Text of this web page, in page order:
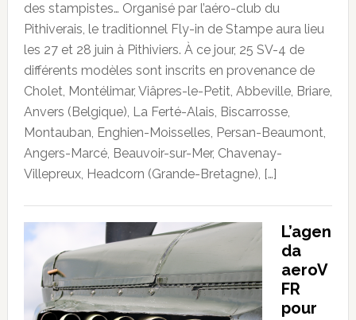
des stampistes… Organisé par l’aéro-club du
Pithiverais, le traditionnel Fly-in de Stampe aura lieu
les 27 et 28 juin à Pithiviers. À ce jour, 25 SV-4 de
différents modèles sont inscrits en provenance de
Cholet, Montélimar, Viâpres-le-Petit, Abbeville, Briare,
Anvers (Belgique), La Ferté-Alais, Biscarrosse,
Montauban, Enghien-Moisselles, Persan-Beaumont,
Angers-Marcé, Beauvoir-sur-Mer, Chavenay-
Villepreux, Headcorn (Grande-Bretagne), […]
L’agen
da
aeroV
FR
pour